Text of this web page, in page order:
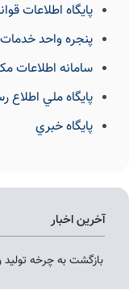
پايگاه اطلاعات
پنجره واحد
سامانه اطلاعات
پايگاه ملي اطلاع
پايگاه خبري
آخرین اخبار
بازگشت به چرخه